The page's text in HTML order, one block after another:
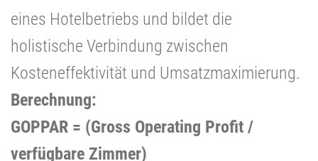
eines Hotelbetriebs und bildet die
holistische Verbindung zwischen
Kosteneffektivität und Umsatzmaximierung.
Berechnung:
GOPPAR = (Gross Operating Profit /
verfügbare Zimmer)